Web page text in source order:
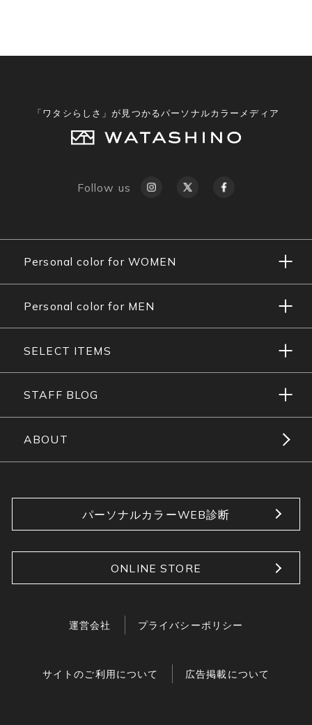
「ワタシらしさ」が見つかるパーソナルカラーメディア
Follow us
Personal color for WOMEN
Personal color for MEN
SELECT ITEMS
STAFF BLOG
ABOUT
パーソナルカラーWEB診断
ONLINE STORE
運営会社 プライバシーポリシー
サイトのご利用について 広告掲載について